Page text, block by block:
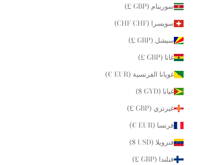
سورينام (GBP £)
سويسرا (CHF CHF)
سيشل (GBP £)
غانا (GBP £)
غويانا الفرنسية (EUR €)
غيانا (GYD $)
غيرنزي (GBP £)
فرنسا (EUR €)
فنزويلا (USD $)
فنلندا (GBP £)